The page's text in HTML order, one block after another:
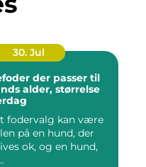
30. Jul
der passer til
alder, størrelse
fodervalg kan være
på en hund, der
ok, og en hund,